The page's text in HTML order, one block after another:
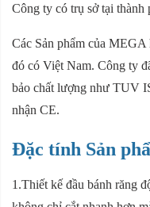
Công ty có trụ sở tại
Các Sản phẩm của MEGA
đó có Việt Nam. Công ty
bảo chất lượng như TUV
nhận CE.
Đặc tính Sản
1.Thiết kế đầu bánh răng